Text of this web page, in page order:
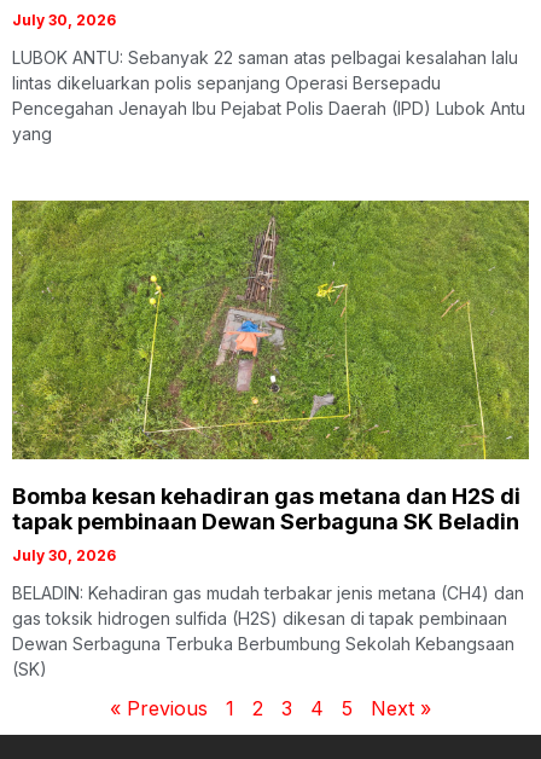
July 30, 2026
LUBOK ANTU: Sebanyak 22 saman atas pelbagai kesalahan lalu
lintas dikeluarkan polis sepanjang Operasi Bersepadu
Pencegahan Jenayah Ibu Pejabat Polis Daerah (IPD) Lubok Antu
yang
Bomba kesan kehadiran gas metana dan H2S di
tapak pembinaan Dewan Serbaguna SK Beladin
July 30, 2026
BELADIN: Kehadiran gas mudah terbakar jenis metana (CH4) dan
gas toksik hidrogen sulfida (H2S) dikesan di tapak pembinaan
Dewan Serbaguna Terbuka Berbumbung Sekolah Kebangsaan
(SK)
« Previous 1 2 3 4 5 Next »